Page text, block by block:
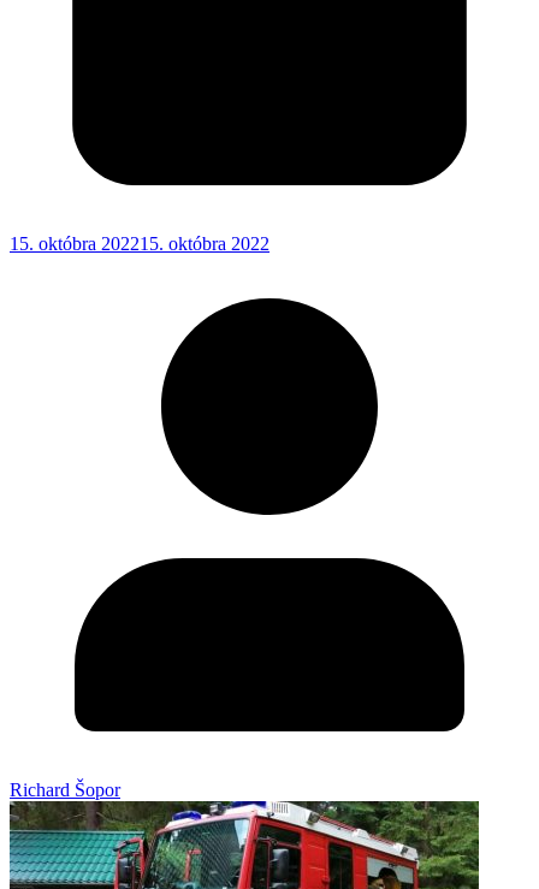
15. októbra 202215. októbra 2022
Richard Šopor